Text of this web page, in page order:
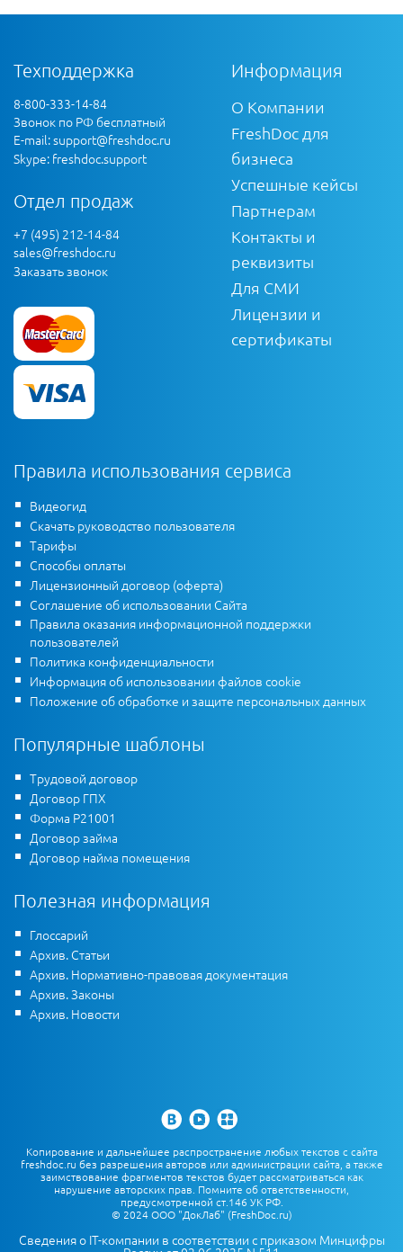
Техподдержка
8-800-333-14-84
Звонок по РФ бесплатный
E-mail:support@freshdoc.ru
Skype: freshdoc.support
Отдел продаж
+7 (495) 212-14-84
sales@freshdoc.ru
Заказать звонок
Информация
О Компании
FreshDoc для
бизнеса
Успешные кейсы
Партнерам
Контакты и
реквизиты
Для СМИ
Лицензии и
сертификаты
Правила использования сервиса
Видеогид
Скачать руководство пользователя
Тарифы
Способы оплаты
Лицензионный договор (оферта)
Соглашение об использовании Сайта
Правила оказания информационной поддержки
пользователей
Политика конфиденциальности
Информация об использовании файлов cookie
Положение об обработке и защите персональных данных
Популярные шаблоны
Трудовой договор
Договор ГПХ
Форма Р21001
Договор займа
Договор найма помещения
Полезная информация
Глоссарий
Архив. Статьи
Архив. Нормативно-правовая документация
Архив. Законы
Архив. Новости
Копирование и дальнейшее распространение любых текстов с сайта
freshdoc.ru без разрешения авторов или администрации сайта, а также
заимствование фрагментов текстов будет рассматриваться как
нарушение авторских прав. Помните об ответственности,
предусмотренной ст.146 УК РФ.
© 2024 ООО "ДокЛаб" (FreshDoc.ru)
Сведения о IT-компании в соответствии с приказом Минцифры